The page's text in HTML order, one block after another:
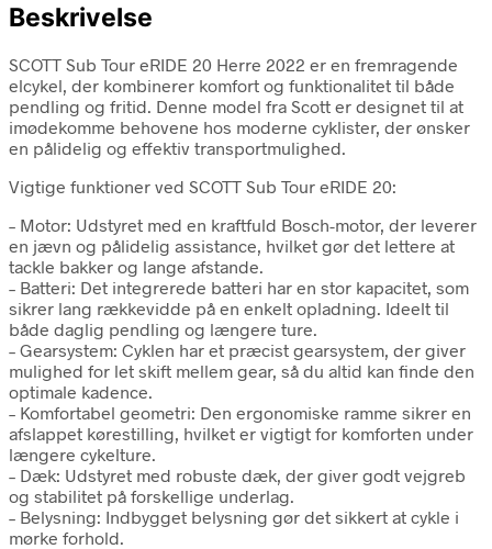
Beskrivelse
SCOTT Sub Tour eRIDE 20 Herre 2022 er en fremragende
elcykel, der kombinerer komfort og funktionalitet til både
pendling og fritid. Denne model fra Scott er designet til at
imødekomme behovene hos moderne cyklister, der ønsker
en pålidelig og effektiv transportmulighed.
Vigtige funktioner ved SCOTT Sub Tour eRIDE 20:
– Motor: Udstyret med en kraftfuld Bosch-motor, der leverer
en jævn og pålidelig assistance, hvilket gør det lettere at
tackle bakker og lange afstande.
– Batteri: Det integrerede batteri har en stor kapacitet, som
sikrer lang rækkevidde på en enkelt opladning. Ideelt til
både daglig pendling og længere ture.
– Gearsystem: Cyklen har et præcist gearsystem, der giver
mulighed for let skift mellem gear, så du altid kan finde den
optimale kadence.
– Komfortabel geometri: Den ergonomiske ramme sikrer en
afslappet kørestilling, hvilket er vigtigt for komforten under
længere cykelture.
– Dæk: Udstyret med robuste dæk, der giver godt vejgreb
og stabilitet på forskellige underlag.
– Belysning: Indbygget belysning gør det sikkert at cykle i
mørke forhold.